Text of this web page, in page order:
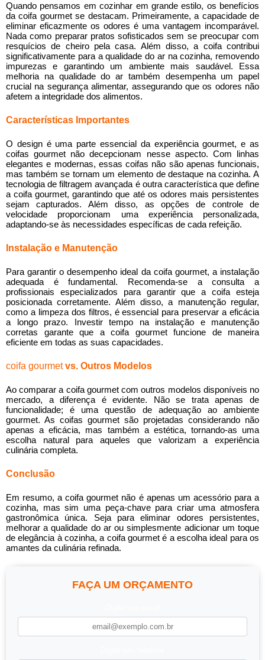
Quando pensamos em cozinhar em grande estilo, os benefícios
dacoifa gourmetse destacam. Primeiramente, a capacidade de
eliminar eficazmente os odores é uma vantagem incomparável.
Nada como preparar pratos sofisticados sem se preocupar com
resquícios de cheiro pela casa. Além disso, a coifa contribui
significativamente para a qualidade do ar na cozinha, removendo
impurezas e garantindo um ambiente mais saudável. Essa
melhoria na qualidade do ar também desempenha um papel
crucial na segurança alimentar, assegurando que os odores não
afetem a integridade dos alimentos.
Características Importantes
O design é uma parte essencial da experiência gourmet, e as
coifas gourmet não decepcionam nesse aspecto. Com linhas
elegantes e modernas, essas coifas não são apenas funcionais,
mas também se tornam um elemento de destaque na cozinha. A
tecnologia de filtragem avançada é outra característica que define
acoifa gourmet, garantindo que até os odores mais persistentes
sejam capturados. Além disso, as opções de controle de
velocidade proporcionam uma experiência personalizada,
adaptando-se às necessidades específicas de cada refeição.
Instalação e Manutenção
Para garantir o desempenho ideal da coifa gourmet, a instalação
adequada é fundamental. Recomenda-se a consulta a
profissionais especializados para garantir que a coifa esteja
posicionada corretamente. Além disso, a manutenção regular,
como a limpeza dos filtros, é essencial para preservar a eficácia
a longo prazo. Investir tempo na instalação e manutenção
corretas garante que a coifa gourmetfuncione de maneira
eficiente em todas as suas capacidades.
coifa gourmetvs. Outros Modelos
Ao comparar a coifa gourmetcom outros modelos disponíveis no
mercado, a diferença é evidente. Não se trata apenas de
funcionalidade; é uma questão de adequação ao ambiente
gourmet. As coifas gourmet são projetadas considerando não
apenas a eficácia, mas também a estética, tornando-as uma
escolha natural para aqueles que valorizam a experiência
culinária completa.
Conclusão
Em resumo, acoifa gourmet não é apenas um acessório para a
cozinha, mas sim uma peça-chave para criar uma atmosfera
gastronômica única. Seja para eliminar odores persistentes,
melhorar a qualidade do ar ou simplesmente adicionar um toque
de elegância à cozinha, a coifa gourmet é a escolha ideal para os
amantes da culinária refinada.
FAÇA UM ORÇAMENTO